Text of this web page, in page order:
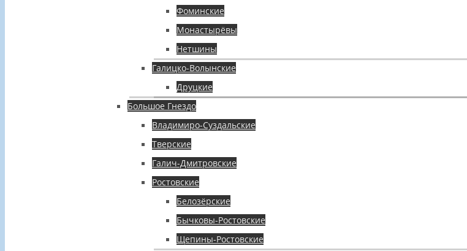
Фоминские
Монастырёвы
Нетшины
Галицко-Волынские
Друцкие
Большое Гнездо
Владимиро-Суздальские
Тверские
Галич-Дмитровские
Ростовские
Белозёрские
Бычковы-Ростовские
Щепины-Ростовские